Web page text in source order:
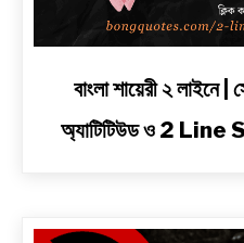
বাংলা শায়েরী ২ লাইনে |
অ্যাটিটিউড ও 2